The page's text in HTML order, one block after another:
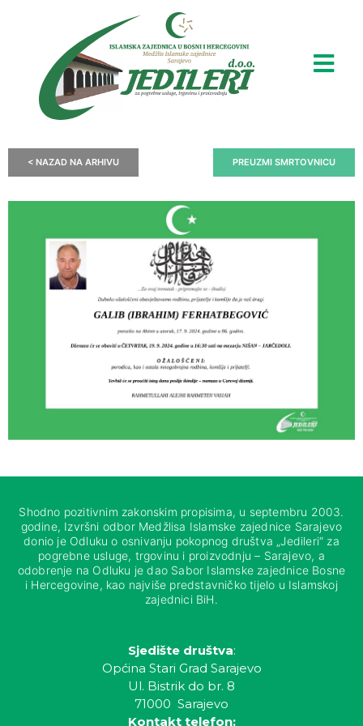
< NAZAD NA ARHIVU PREUZMI SMRTOVNICU
Shodno pozitivnim zakonskim propisima, u septembru 2003.
godine, Izvršni odbor Medžlisa Islamske zajednice Sarajevo
donio je Odluku o osnivanju pokopnog društva „Jedileri“ za
pogrebne usluge, trgovinu i proizvodnju – Sarajevo, a
odobrenje na Odluku je dao Sabor Islamske zajednice Bosne
i Hercegovine, kao najviše predstavničko tijelo u Islamskoj
zajednici BiH.
Sjedište društva:
Općina Stari Grad Sarajevo
Ul. Bistrik do br. 8
71000 Sarajevo
Kontakt telefon: